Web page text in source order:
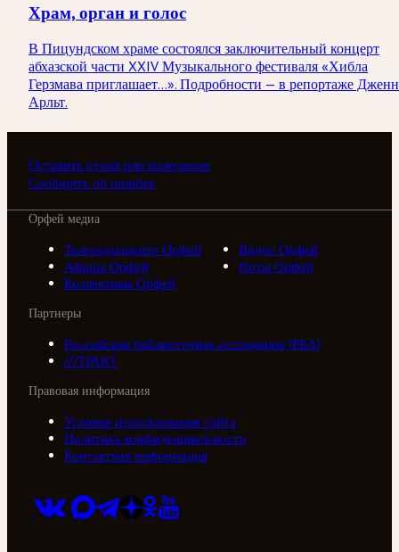
Храм, орган и голос
В Пицундском храме состоялся заключительный концерт
абхазской части XXIV Музыкального фестиваля «Хибла
Герзмава приглашает…». Подробности — в репортаже
Арльт.
Оставить отзыв или пожелание
Сообщить об ошибке
Орфей медиа
Телерадиоцентр Орфей
Видео Орфей
Афиша Орфей
Ноты Орфей
Коллективы Орфей
Партнеры
Российская библиотечная ассоциация (РБА)
///ТРАКТ
Правовая информация
Условия использования сайта
Политика конфиденциальности
Контактная информация